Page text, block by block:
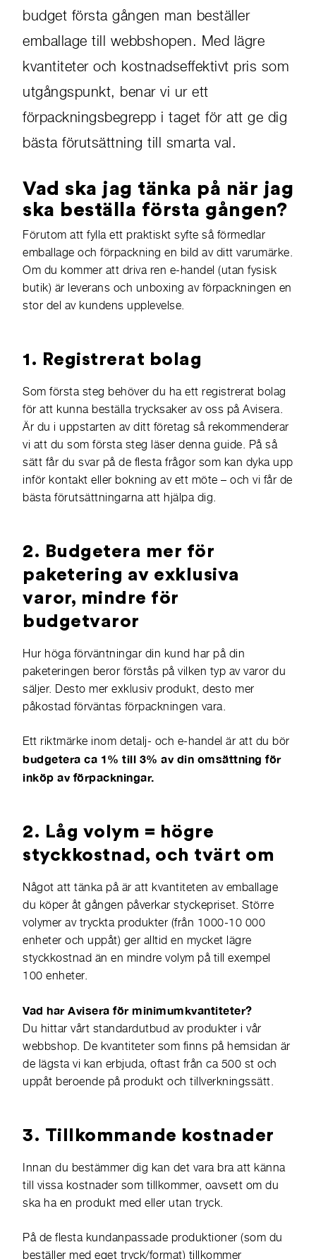
budget första gången man beställer
emballage till webbshopen. Med lägre
kvantiteter och kostnadseffektivt pris som
utgångspunkt, benar vi ur ett
förpackningsbegrepp i taget för att ge dig
bästa förutsättning till smarta val.
Vad ska jag tänka på när jag
ska beställa första gången?
Förutom att fylla ett praktiskt syfte så förmedlar
emballage och förpackning en bild av ditt varumärke.
Om du kommer att driva ren e-handel (utan fysisk
butik) är leverans och unboxing av förpackningen en
stor del av kundens upplevelse.
1. Registrerat bolag
Som första steg behöver du ha ett registrerat bolag
för att kunna beställa trycksaker av oss på Avisera.
Är du i uppstarten av ditt företag så rekommenderar
vi att du som första steg läser denna guide. På så
sätt får du svar på de flesta frågor som kan dyka upp
inför kontakt eller bokning av ett möte – och vi får de
bästa förutsättningarna att hjälpa dig.
2. Budgetera mer för
paketering av exklusiva
varor, mindre för
budgetvaror
Hur höga förväntningar din kund har på din
paketeringen beror förstås på vilken typ av varor du
säljer. Desto mer exklusiv produkt, desto mer
påkostad förväntas förpackningen vara.
Ett riktmärke inom detalj- och e-handel är att du bör
budgetera ca 1% till 3% av din omsättning för
inköp av förpackningar.
2. Låg volym = högre
styckkostnad, och tvärt om
Något att tänka på är att kvantiteten av emballage
du köper åt gången påverkar styckepriset. Större
volymer av tryckta produkter (från 1000-10 000
enheter och uppåt) ger alltid en mycket lägre
styckkostnad än en mindre volym på till exempel
100 enheter.
Vad har Avisera för minimumkvantiteter?
Du hittar vårt standardutbud av produkter i vår
webbshop. De kvantiteter som finns på hemsidan är
de lägsta vi kan erbjuda, oftast från ca 500 st och
uppåt beroende på produkt och tillverkningssätt.
3. Tillkommande kostnader
Innan du bestämmer dig kan det vara bra att känna
till vissa kostnader som tillkommer, oavsett om du
ska ha en produkt med eller utan tryck.
På de flesta kundanpassade produktioner (som du
beställer med eget tryck/format) tillkommer